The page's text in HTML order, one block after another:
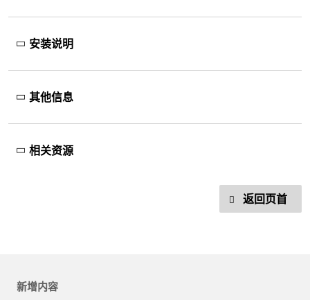
安装说明
其他信息
相关资源
返回页首
新增内容